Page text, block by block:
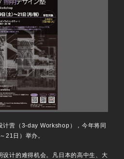
计营（3-day Workshop），今年将同
21日）举办。
设计的难得机会。凡日本的高中生、大